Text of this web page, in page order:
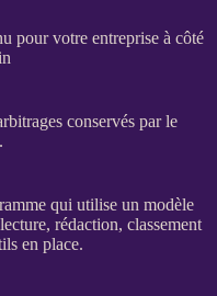
pour votre entreprise à côté
conservés par le
qui utilise un modèle
rédaction, classement
en place.